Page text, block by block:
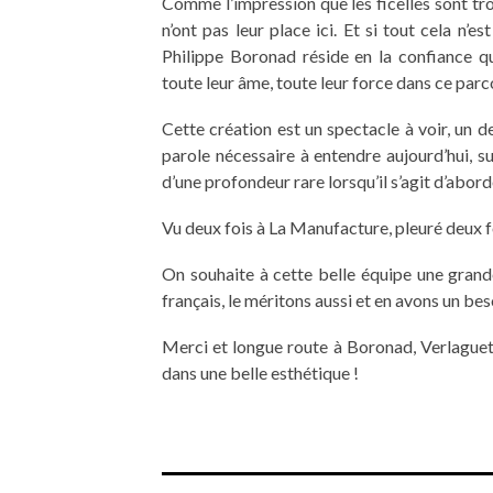
n’ont pas leur place ici. Et si tout cela
Philippe Boronad réside en la confiance
toute leur âme, toute leur force dans ce
Cette création est un spectacle à voir, un
parole nécessaire à entendre aujourd’hui,
d’une profondeur rare lorsqu’il s’agit
Vu deux fois à La Manufacture, pleuré deux
On souhaite à cette belle équipe une
français, le méritons aussi et en avons un
Merci et longue route à Boronad,
dans une belle esthétique !